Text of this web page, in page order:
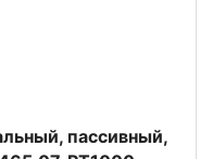
пассивный,